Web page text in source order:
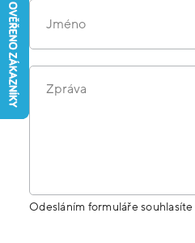
Jméno
Zpráva
Odesláním formuláře